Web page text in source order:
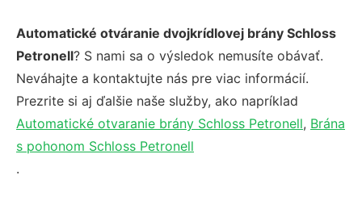
Automatické otváranie dvojkrídlovej brány Schloss
Petronell? S nami sa o výsledok nemusíte obávať.
Neváhajte a kontaktujte nás pre viac informácií.
Prezrite si aj ďalšie naše služby, ako napríklad
Automatické otvaranie brány Schloss Petronell, Brána
s pohonom Schloss Petronell
.